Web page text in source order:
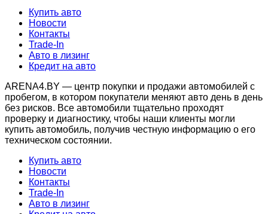
Купить авто
Новости
Контакты
Trade-In
Авто в лизинг
Кредит на авто
ARENA4.BY — центр покупки и продажи автомобилей с
пробегом, в котором покупатели меняют авто день в день
без рисков. Все автомобили тщательно проходят
проверку и диагностику, чтобы наши клиенты могли
купить автомобиль, получив честную информацию о его
техническом состоянии.
Купить авто
Новости
Контакты
Trade-In
Авто в лизинг